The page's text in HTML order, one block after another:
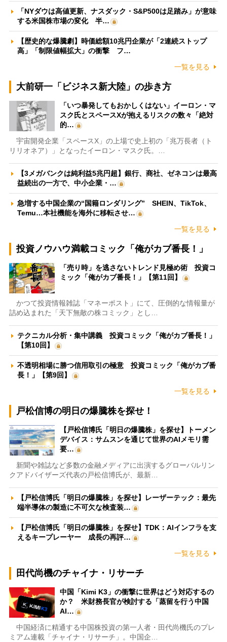
「NYダウは高値更新、ナスダック・S&P500は足踏み」が意味
する米国株市場の変化 半…
【歴史的な爆騰劇】時価総額10兆円企業が「2連続ストップ
高」「制限値幅拡大」の衝撃 フ…
一覧を見る
大前研一「ビジネス新大陸」の歩き方
「いつ暴発してもおかしくはない」イーロン・マ
スク氏とスペースXが抱えるリスクの数々「絶対
的…
宇宙開発企業「スペースX」の上場で史上初の「兆万長者（ト
リリオネア）」となったイーロン・マスク氏。…
【3メガバンクは純利益5兆円超】銀行、商社、ゼネコンは最高
益続出の一方で、中小企業・…
急増する中国企業の“国籍ロンダリング” SHEIN、TikTok、
Temu…本社機能を海外に移転させ…
一覧を見る
投資ノウハウ満載コミック「俺がカブ番長！」
「売り時」を逃さないトレンド見極め術 投資コ
ミック「俺がカブ番長！」【第11回】
かつて投資情報雑誌「マネーポスト」にて、圧倒的な情報量が
詰め込まれた「天下無敵の株コミック」とし…
テクニカル分析・集中講義 投資コミック「俺がカブ番長！」
【第10回】
不透明相場に勝つ信用取引の極意 投資コミック「俺がカブ番
長！」【第9回】
一覧を見る
戸松信博の明日の爆騰株を探せ！
【戸松信博氏「明日の爆騰株」を探せ】トーメン
デバイス：サムスンを通じて世界のAIメモリ需
要…
新聞や雑誌など多数の金融メディアに出演するグローバルリン
クアドバイザーズ代表の戸松信博氏が、最新…
【戸松信博氏「明日の爆騰株」を探せ】レーザーテック：最先
端半導体の製造に不可欠な検査装…
【戸松信博氏「明日の爆騰株」を探せ】TDK：AIインフラを支
えるキープレーヤー 成長の再評…
一覧を見る
田代尚機のチャイナ・リサーチ
中国「Kimi K3」の衝撃に世界はどう対応するの
か？ 米財務長官が検討する「蒸留を行う中国
AI…
中国経済に精通する中国株投資の第一人者・田代尚機氏のプレ
ミアム連載「チャイナ・リサーチ」。中国企…